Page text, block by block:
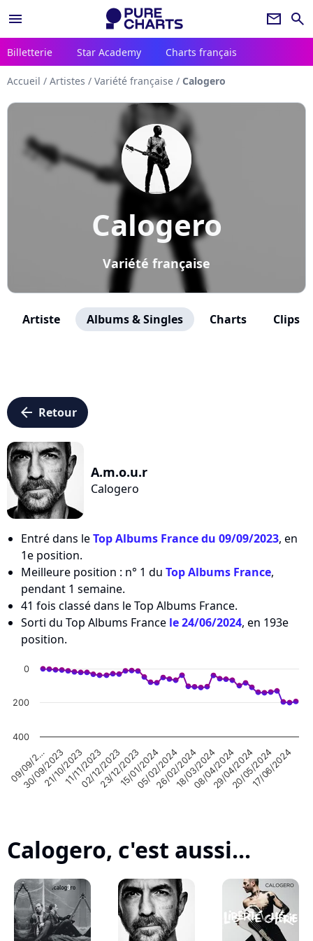
menu newsletter search
Billetterie Star Academy Charts français
Accueil / Artistes / Variété française / Calogero
Calogero
Variété française
Artiste Albums & Singles Charts Clips
arrow_left Retour
A.m.o.u.r
Calogero
Entré dans leTop Albums France du 09/09/2023, en
1e position.
Meilleure position : n° 1 du Top Albums France,
pendant 1 semaine.
41 fois classé dans le Top Albums France.
Sorti du Top Albums France le 24/06/2024, en 193e
position.
09/09/2…
30/09/2023
21/10/202311/11/2023
02/12/2023
23/12/2023
15/01/2024
05/02/2024
26/02/2024
18/03/2024
08/04/2024
29/04/2024
20/05/2024
17/06/2024
0
200
400
Highcharts.com
Calogero, c'est aussi...